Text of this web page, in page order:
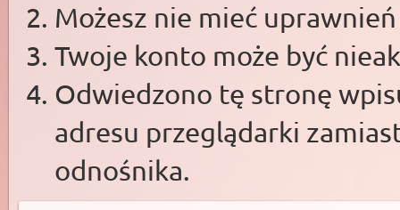
Możesz nie mieć
Twoje konto może być
Odwiedzono tę stronę
adresu przeglądarki
odnośnika.